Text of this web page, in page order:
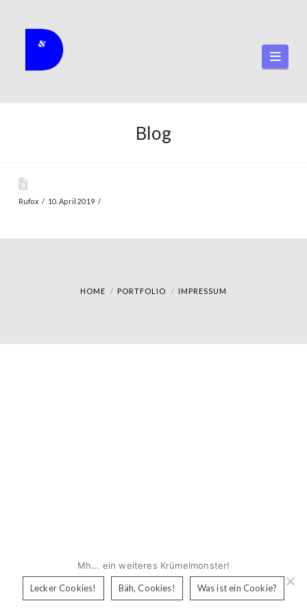
Blog
Rufox 10. April 2019
HOME PORTFOLIO IMPRESSUM
Mh... ein weiteres Krümelmonster!
Lecker Cookies! Bäh, Cookies! Was ist ein Cookie?